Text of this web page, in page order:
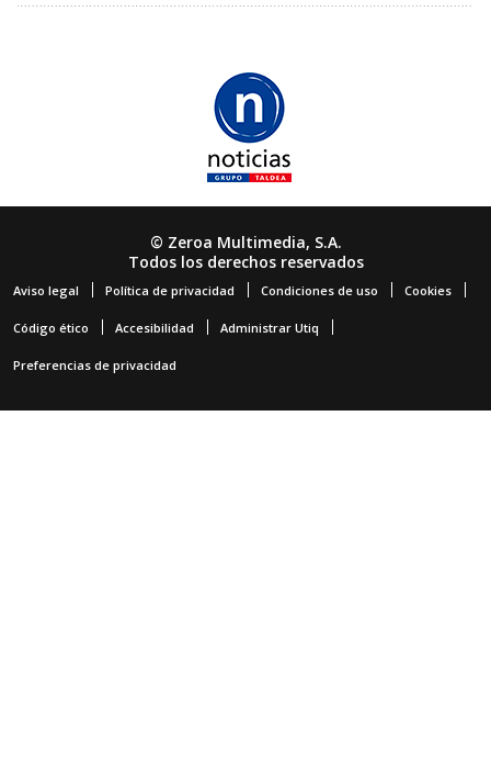
© Zeroa Multimedia, S.A.
Todos los derechos reservados
Aviso legal Política de privacidad Condiciones de uso Cookies
Código ético Accesibilidad Administrar Utiq
Preferencias de privacidad